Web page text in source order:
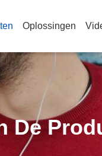
Oplossingen
De